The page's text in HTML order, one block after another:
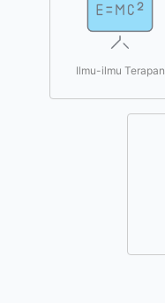
Ilmu-ilmu Terapan